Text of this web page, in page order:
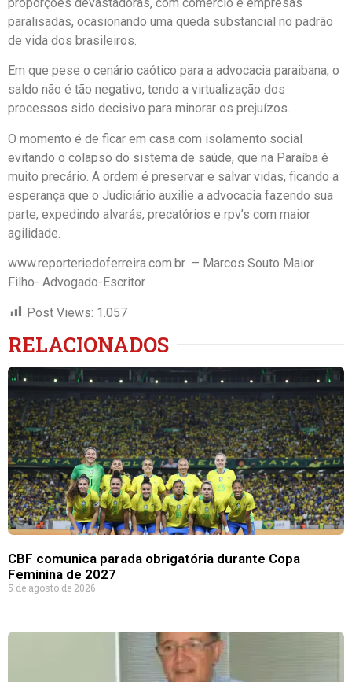
paralisadas, ocasionando uma queda substancial no padrão
de vida dos brasileiros.
Em que pese o cenário caótico para a advocacia paraibana, o
saldo não é tão negativo, tendo a virtualização dos
processos sido decisivo para minorar os prejuízos.
O momento é de ficar em casa com isolamento social
evitando o colapso do sistema de saúde, que na Paraíba é
muito precário. A ordem é preservar e salvar vidas, ficando a
esperança que o Judiciário auxilie a advocacia fazendo sua
parte, expedindo alvarás, precatórios e rpv’s com maior
agilidade.
www.reporteriedoferreira.com.br – Marcos Souto Maior
Filho- Advogado-Escritor
Post Views: 1.057
RELACIONADOS
CBF comunica parada obrigatória durante Copa
Feminina de 2027
5 de agosto de 2026